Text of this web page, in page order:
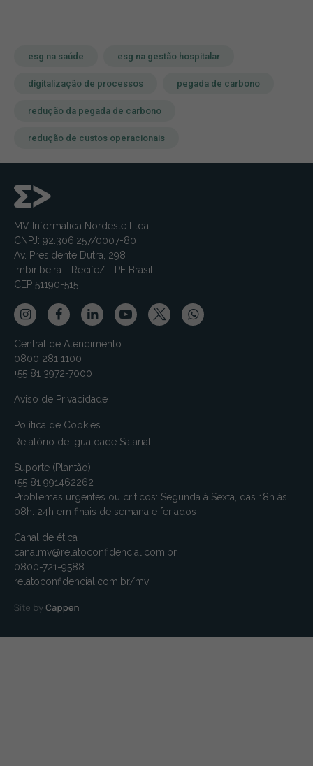
esg na saúde esg na gestão hospitalar
digitalização de processos pegada de carbono
redução da pegada de carbono
redução de custos operacionais
;
MV Informática Nordeste Ltda
CNPJ: 92.306.257/0007-80
Av. Presidente Dutra, 298
Imbiribeira - Recife/ - PE Brasil
CEP 51190-515
Central de Atendimento
0800 281 1100
+55 81 3972-7000
Aviso de Privacidade
Política de Cookies
Relatório de Igualdade Salarial
Suporte (Plantão)
+55 81 991462262
Problemas urgentes ou críticos: Segunda à Sexta, das 18h às
08h. 24h em finais de semana e feriados
Canal de ética
canalmv@relatoconfidencial.com.br
0800-721-9588
relatoconfidencial.com.br/mv